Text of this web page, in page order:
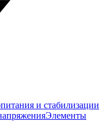
и стабилизации
Элементы